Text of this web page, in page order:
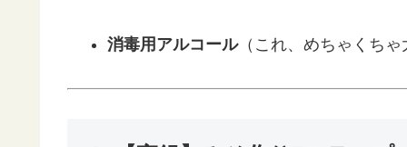
消毒用アルコール（これ、めちゃくちゃ